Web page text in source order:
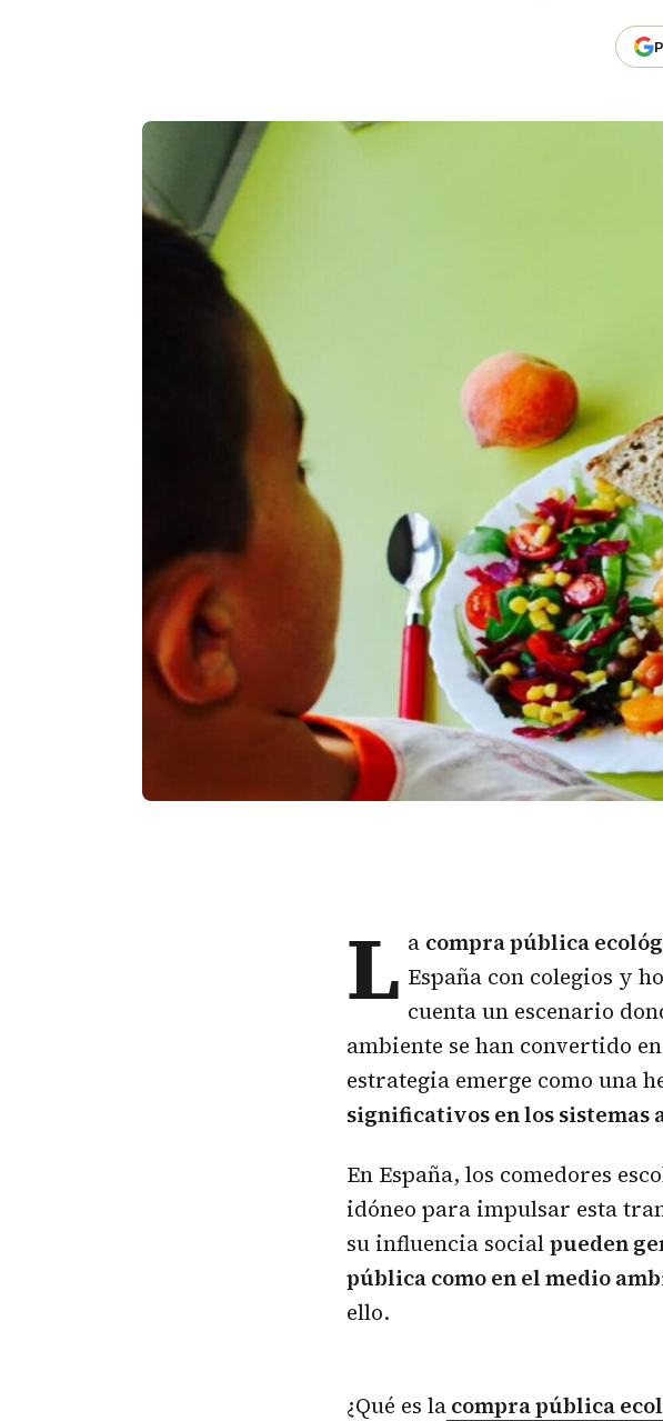
L a compra pública
España con colegios y
cuenta un escenario
ambiente se han convertido
estrategia emerge como una
significativos en los sistemas
En España, los comedores
idóneo para impulsar esta
su influencia socialpueden
pública como en el medio
ello.
¿Qué es lacompra pública